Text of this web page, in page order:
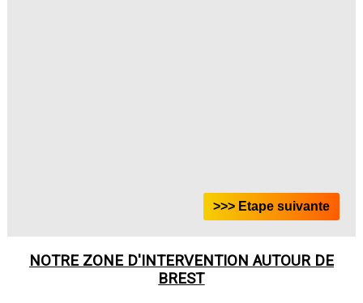
NOTRE ZONE D'INTERVENTION AUTOUR DE
BREST